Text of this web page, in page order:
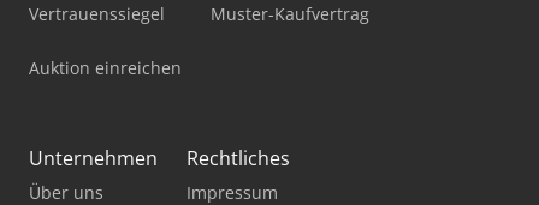
Vertrauenssiegel
Auktion einreichen
Muster-Kaufvertrag
Unternehmen
Über uns
Rechtliches
Impressum